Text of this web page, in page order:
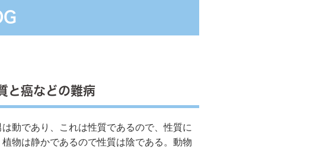
と癌などの難病
動であり、これは性質であるので、性質に
物は静かであるので性質は陰である。動物